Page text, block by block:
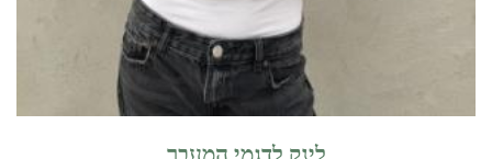
לינק לדגמי המעבר